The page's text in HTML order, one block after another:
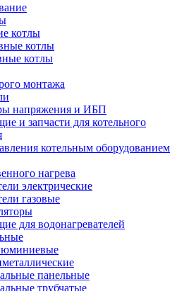
котлы
котлы
котлы
монтажа
напряжения и ИБП
и запчасти для котельного
котельным оборудованием
нагрева
электрические
газовые
для водонагревателей
панельные
трубчатые